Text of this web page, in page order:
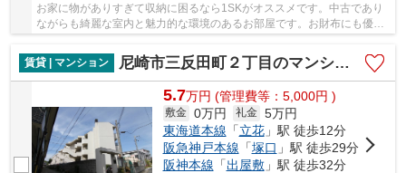
お家に物がありすぎて収納に困るなら1SKがオススメです。中古であり
ながらも綺麗な室内と魅力的な環境のあるお部屋です。お財布にも優し
賃貸 | マンション
尼崎市三反田町２丁目のマンション
5.7万円 (管理費等：5,000円 )
敷金 0万円 礼金 5万円
東海道本線 「立花」駅 徒歩12分
阪急神戸本線 「塚口 」駅 徒歩29分
阪神本線 「出屋敷」駅 徒歩32分